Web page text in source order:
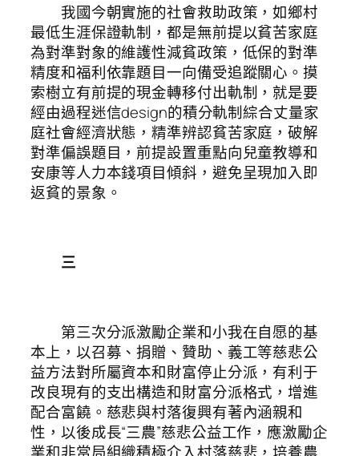
我國今朝實施的社會救助政策，如鄉村
最低生涯保證軌制，都是無前提以貧苦家庭
為對準對象的維護性減貧政策，低保的對準
精度和福利依靠題目一向備受追蹤關心。摸
索樹立有前提的現金轉移付出軌制，就是要
經由過程迷信design的積分軌制綜合丈量家
庭社會經濟狀態，精準辨認貧苦家庭，破解
對準偏誤題目，前提設置重點向兒童教導和
安康等人力本錢項目傾斜，避免呈現加入即
返貧的景象。
三
第三次分派激勵企業和小我在自愿的基
本上，以召募、捐贈、贊助、義工等慈悲公
益方法對所屬資本和財富停止分派，有利于
改良現有的支出構造和財富分派格式，增進
配合富饒。慈悲與村落復興有著內涵親和
性，以後成長“三農”慈悲公益工作，應激勵企